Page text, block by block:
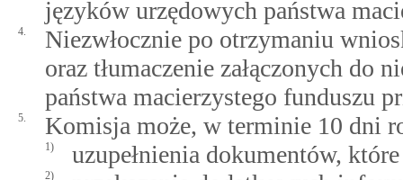
języków urzędowych państwa
4.
Niezwłocznie po otrzymaniu
oraz tłumaczenie załączonych do
państwa macierzystego funduszu
5. Komisja może, w terminie 10 dni
1) uzupełnienia dokumentów,
2)